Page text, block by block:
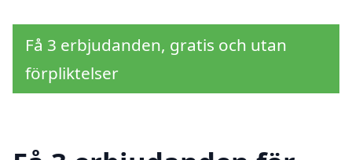
Få 3 erbjudanden, gratis och utan
förpliktelser